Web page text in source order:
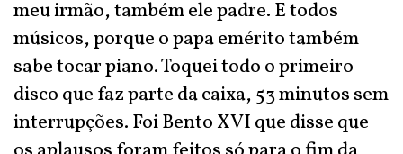
meu irmão, também ele padre. E todos
músicos, porque o papa emérito também
sabe tocar piano. Toquei todo o primeiro
disco que faz parte da caixa, 53 minutos sem
interrupções. Foi Bento XVI que disse que